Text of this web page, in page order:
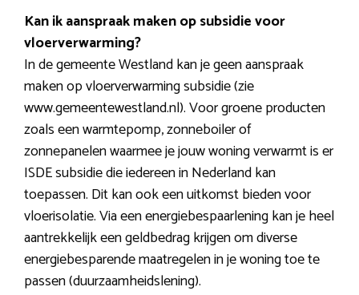
Kan ik aanspraak maken op subsidie voor
vloerverwarming?
In de gemeente Westland kan je geen aanspraak
maken op vloerverwarming subsidie (zie
www.gemeentewestland.nl). Voor groene producten
zoals een warmtepomp, zonneboiler of
zonnepanelen waarmee je jouw woning verwarmt is er
ISDE subsidie die iedereen in Nederland kan
toepassen. Dit kan ook een uitkomst bieden voor
vloerisolatie. Via een energiebespaarlening kan je heel
aantrekkelijk een geldbedrag krijgen om diverse
energiebesparende maatregelen in je woning toe te
passen (duurzaamheidslening).